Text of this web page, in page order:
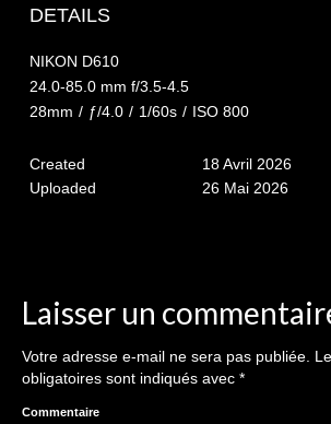
Enfants
les 8 – 17 ans
Reportages / Nature morte
Galeries Privées
DETAILS
NIKON D610
24.0-85.0 mm f/3.5-4.5
28mm / ƒ/4.0 / 1/60s / ISO 800
Created
18 Avril 2026
Uploaded
26 Mai 2026
Laisser un
Votre adresse e-mail ne sera pas publiée.
obligatoires sont indiqués avec *
Commentaire